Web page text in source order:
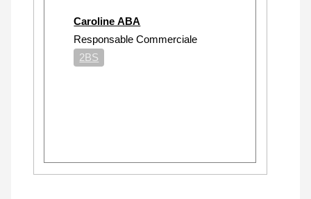
Caroline ABA
Responsable Commerciale
2BS